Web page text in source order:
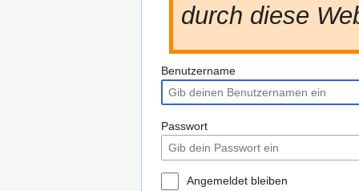
durch diese
Benutzername
Passwort
Angemeldet bleiben